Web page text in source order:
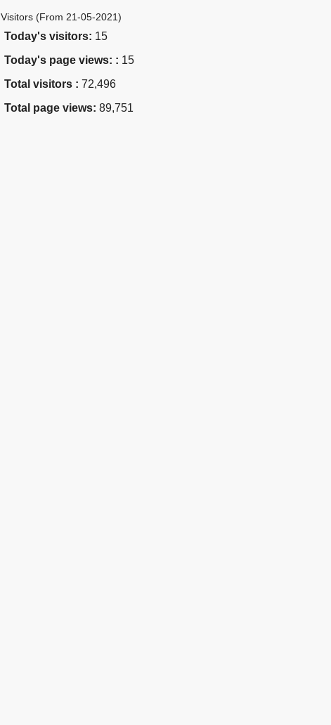
Visitors (From 21-05-2021)
Today's visitors: 15
Today's page views: : 15
Total visitors : 72,496
Total page views: 89,751